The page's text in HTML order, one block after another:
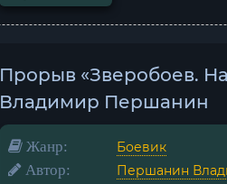
Прорыв «Зверобоев.
Владимир Першанин
Жанр: Боевик
Автор: Першанин